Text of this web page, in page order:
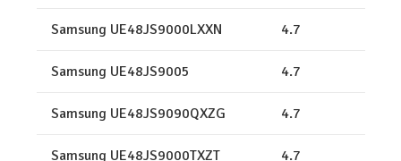
Samsung UE48JS9000LXXN 4.7
Samsung UE48JS9005 4.7
Samsung UE48JS9090QXZG 4.7
Samsung UE48JS9000TXZT 4.7